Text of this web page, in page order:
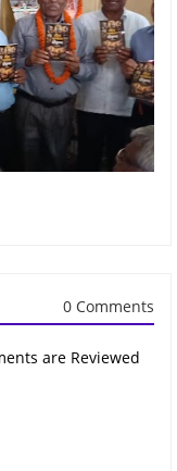
0 Comments
are Reviewed